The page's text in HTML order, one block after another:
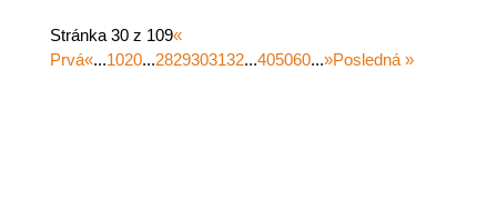
Stránka 30 z 109«
Prvá«...1020...2829303132...405060...»Posledná »